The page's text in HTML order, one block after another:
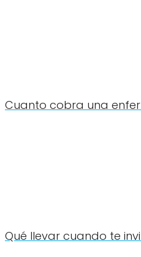
Cuanto cobra una
Qué llevar cuando te